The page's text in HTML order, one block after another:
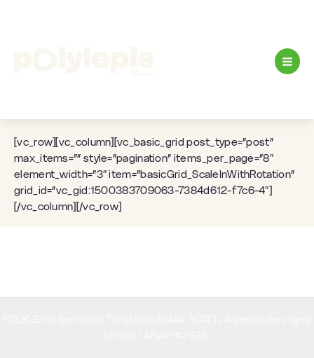
[vc_row][vc_column][vc_basic_grid post_type=”post”
max_items=”” style=”pagination” items_per_page=”8″
element_width=”3″ item=”basicGrid_ScaleInWithRotation”
grid_id=”vc_gid:1500383709063-7384d612-f7c6-4″]
[/vc_column][/vc_row]